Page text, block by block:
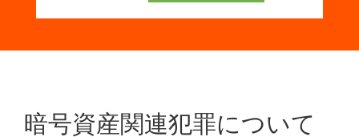
暗号資産関連犯罪について